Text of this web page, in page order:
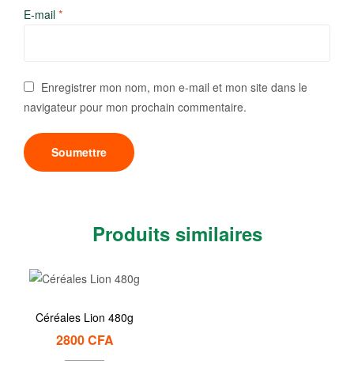
E-mail *
Enregistrer mon nom, mon e-mail et mon site dans le
navigateur pour mon prochain commentaire.
Produits similaires
Céréales Lion 480g
2800CFA